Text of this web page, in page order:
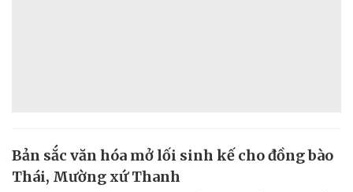
Bản sắc văn hóa mở lối sinh kế cho đồng bào
Thái, Mường xứ Thanh